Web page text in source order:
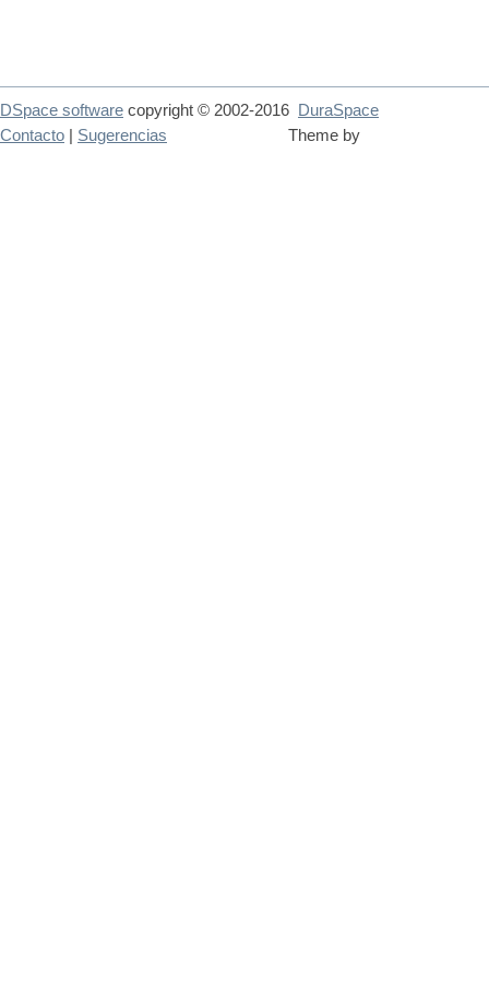
DSpace software copyright © 2002-2016
DuraSpace
Theme by
Contacto Sugerencias